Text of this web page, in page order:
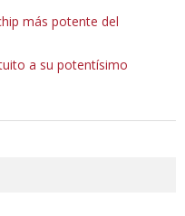
más potente del
a su potentísimo